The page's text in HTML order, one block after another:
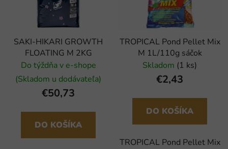
SAKI-HIKARI GROWTH
FLOATING M 2KG
Do týždňa v e-shope
(Skladom u dodávateľa)
€50,73
DO KOŠÍKA
TROPICAL Pond Pellet Mix
M 1L/110g sáčok
Skladom (1 ks)
€2,43
DO KOŠÍKA
TROPICAL Pond Pellet Mix